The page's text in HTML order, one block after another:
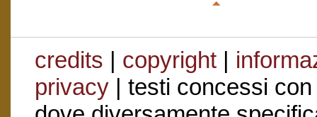
credits | copyright|
privacy| testi concessi